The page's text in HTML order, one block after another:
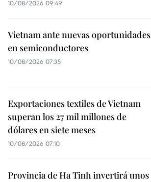
10/08/2026 09:49
Vietnam ante nuevas oportunidades
en semiconductores
10/08/2026 07:35
Exportaciones textiles de Vietnam
superan los 27 mil millones de
dólares en siete meses
10/08/2026 07:10
Provincia de Ha Tinh invertirá unos